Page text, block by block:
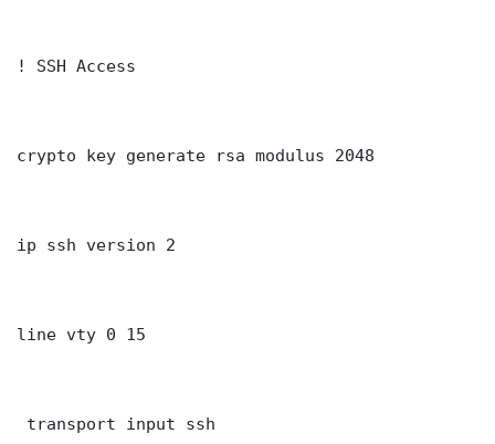
! SSH Access
crypto key generate rsa modulus 2048
ip ssh version 2
line vty 0 15
transport input ssh